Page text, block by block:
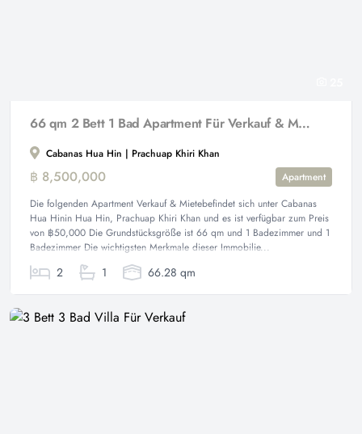
66 qm 2 Bett 1 Bad Apartment Für Verkauf & Miete
Cabanas Hua Hin | Prachuap Khiri Khan
฿ 8,500,000
Apartment
Die folgenden Apartment Verkauf & Mietebefindet sich unter Cabanas
Hua Hinin Hua Hin, Prachuap Khiri Khan und es ist verfügbar zum Preis
von ฿50,000 Die Grundstücksgröße ist 66 qm und 1 Badezimmer und 1
Badezimmer Die wichtigsten Merkmale dieser Immobilie...
2 1 66.28 qm